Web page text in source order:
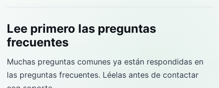
Lee primero las preguntas
frecuentes
Muchas preguntas comunes ya están respondidas en
las preguntas frecuentes. Léelas antes de contactar